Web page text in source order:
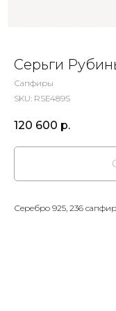
Серьги
Сапфиры
SKU: RSE489S
120 600 р.
Серебро 925, 236